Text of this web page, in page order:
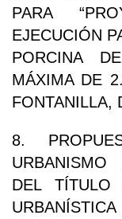
PARA
EJECUCIÓN
PORCINA
MÁXIMA DE
FONTANILLA,
8.
DEL TÍTULO